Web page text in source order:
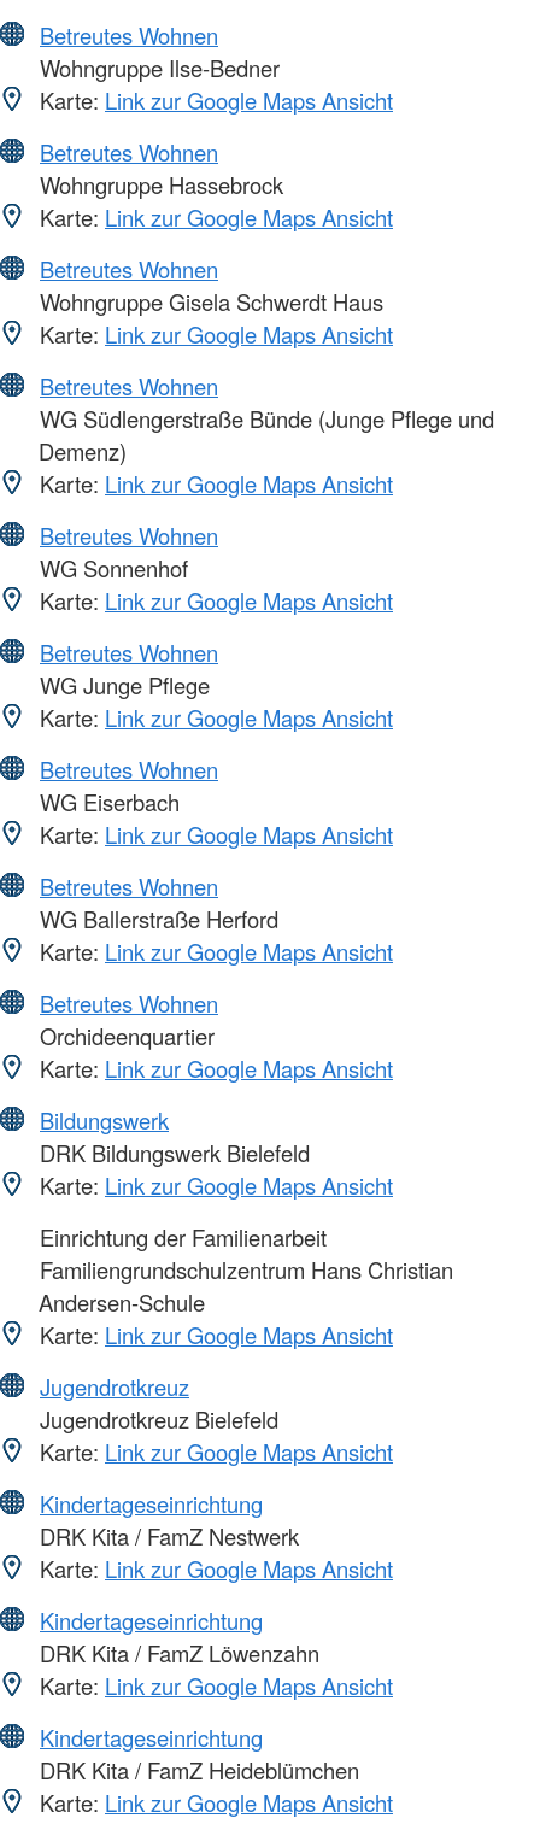
Betreutes Wohnen
Wohngruppe Ilse-Bedner
Karte: Link zur Google Maps Ansicht
Betreutes Wohnen
Wohngruppe Hassebrock
Karte: Link zur Google Maps Ansicht
Betreutes Wohnen
Wohngruppe Gisela Schwerdt Haus
Karte: Link zur Google Maps Ansicht
Betreutes Wohnen
WG Südlengerstraße Bünde (Junge Pflege und
Demenz)
Karte: Link zur Google Maps Ansicht
Betreutes Wohnen
WG Sonnenhof
Karte: Link zur Google Maps Ansicht
Betreutes Wohnen
WG Junge Pflege
Karte: Link zur Google Maps Ansicht
Betreutes Wohnen
WG Eiserbach
Karte: Link zur Google Maps Ansicht
Betreutes Wohnen
WG Ballerstraße Herford
Karte: Link zur Google Maps Ansicht
Betreutes Wohnen
Orchideenquartier
Karte: Link zur Google Maps Ansicht
Bildungswerk
DRK Bildungswerk Bielefeld
Karte: Link zur Google Maps Ansicht
Einrichtung der Familienarbeit
Familiengrundschulzentrum Hans Christian
Andersen-Schule
Karte: Link zur Google Maps Ansicht
Jugendrotkreuz
Jugendrotkreuz Bielefeld
Karte: Link zur Google Maps Ansicht
Kindertageseinrichtung
DRK Kita / FamZ Nestwerk
Karte: Link zur Google Maps Ansicht
Kindertageseinrichtung
DRK Kita / FamZ Löwenzahn
Karte: Link zur Google Maps Ansicht
Kindertageseinrichtung
DRK Kita / FamZ Heideblümchen
Karte: Link zur Google Maps Ansicht